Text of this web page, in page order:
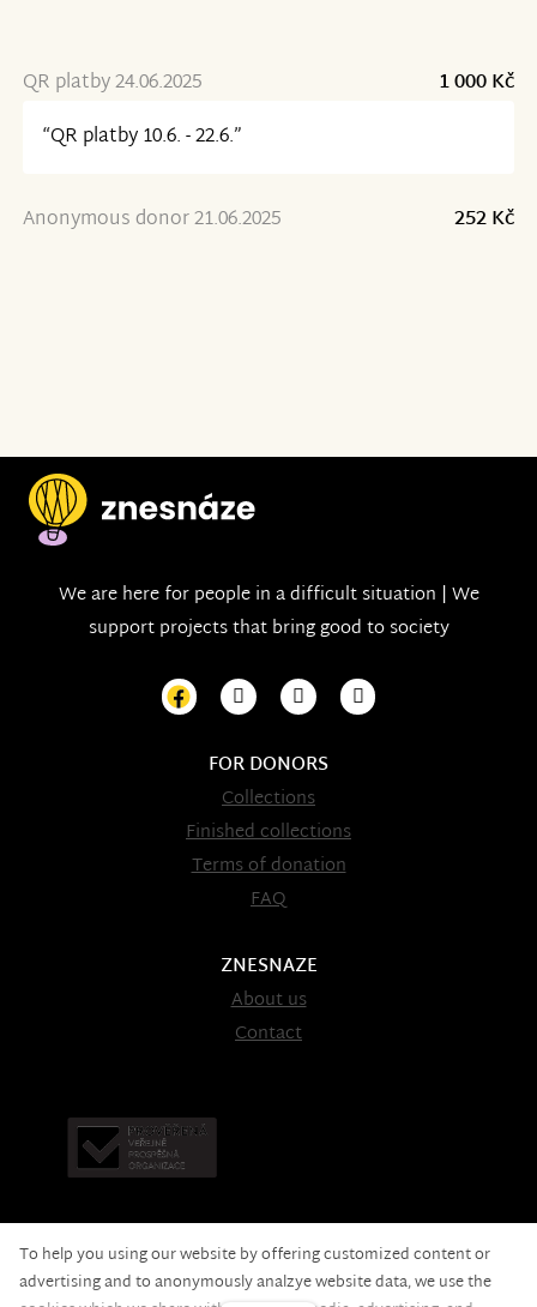
QR platby 24.06.2025
1 000 Kč
“QR platby 10.6. - 22.6.”
Anonymous donor 21.06.2025 252 Kč
We are here for people in a difficult situation | We
support projects that bring good to society
FOR DONORS
Collections
Finished collections
Terms of donation
FAQ
ZNESNAZE
About us
Contact
To help you using our website by offering customized content or
advertising and to anonymously analzye website data, we use the